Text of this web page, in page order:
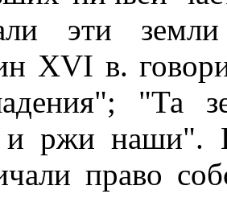
эти
XVI в.
"Та
ржи наши".
право